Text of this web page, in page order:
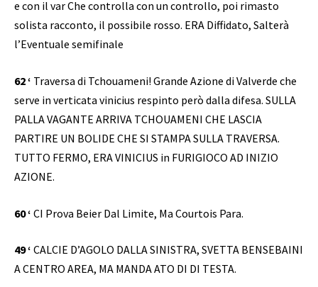
e con il var Che controlla con un controllo, poi rimasto
solista racconto, il possibile rosso. ERA Diffidato, Salterà
l’Eventuale semifinale
62 ‘ Traversa di Tchouameni! Grande Azione di Valverde che
serve in verticata vinicius respinto però dalla difesa. SULLA
PALLA VAGANTE ARRIVA TCHOUAMENI CHE LASCIA
PARTIRE UN BOLIDE CHE SI STAMPA SULLA TRAVERSA.
TUTTO FERMO, ERA VINICIUS in FURIGIOCO AD INIZIO
AZIONE.
60 ‘ CI Prova Beier Dal Limite, Ma Courtois Para.
49 ‘ CALCIE D’AGOLO DALLA SINISTRA, SVETTA BENSEBAINI
A CENTRO AREA, MA MANDA ATO DI DI TESTA.